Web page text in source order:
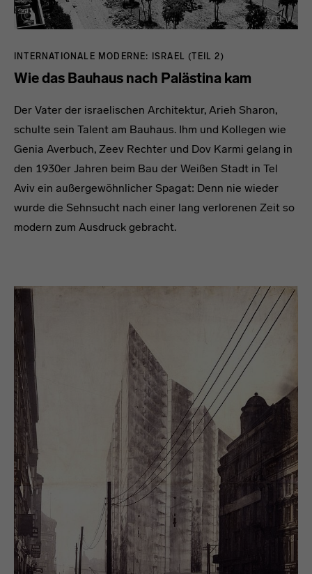
INTERNATIONALE MODERNE: ISRAEL (TEIL 2)
Wie das Bauhaus nach Palästina kam
Der Vater der israelischen Architektur, Arieh Sharon,
schulte sein Talent am Bauhaus. Ihm und Kollegen wie
Genia Averbuch, Zeev Rechter und Dov Karmi gelang in
den 1930er Jahren beim Bau der Weißen Stadt in Tel
Aviv ein außergewöhnlicher Spagat: Denn nie wieder
wurde die Sehnsucht nach einer lang verlorenen Zeit so
modern zum Ausdruck gebracht.